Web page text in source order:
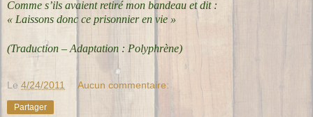
Comme s’ils avaient retiré mon bandeau et dit :
« Laissons donc ce prisonnier en vie »
(Traduction – Adaptation : Polyphrène)
Le 4/24/2011 Aucun commentaire:
Partager